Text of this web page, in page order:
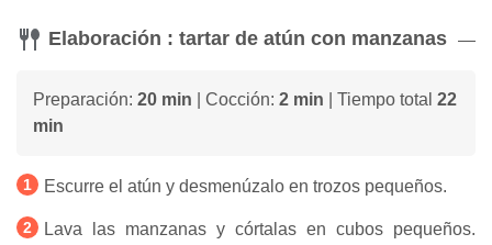
Elaboración : tartar de atún con manzanas
Preparación: 20 min | Cocción: 2 min | Tiempo total 22
min
Escurre el atún y desmenúzalo en trozos pequeños.
Lava las manzanas y córtalas en cubos pequeños.